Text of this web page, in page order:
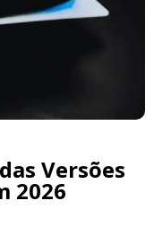
Versões
2026